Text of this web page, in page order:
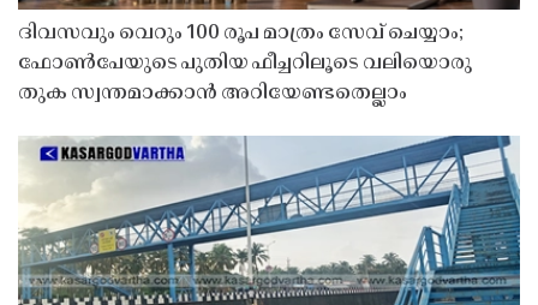
ദിവസവും വെറും 100 രൂപ മാത്രം സേവ് ചെയ്യാം;
ഫോൺപേയുടെ പുതിയ ഫീച്ചറിലൂടെ വലിയൊരു
തുക സ്വന്തമാക്കാൻ അറിയേണ്ടതെല്ലാം